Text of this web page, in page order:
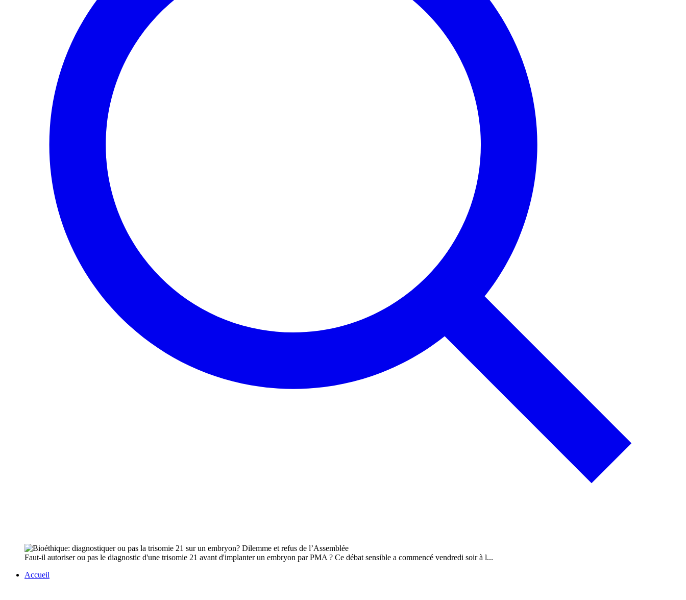
Faut-il autoriser ou pas le diagnostic d'une trisomie 21 avant d'implanter un embryon par PMA ? Ce débat sensible a commencé vendredi soir à l...
Accueil